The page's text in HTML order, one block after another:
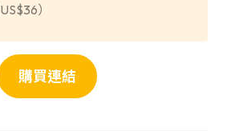
）
購買連結